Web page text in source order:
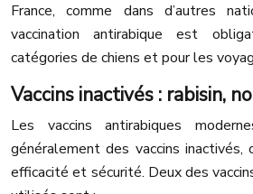
France, comme dans d’autres
vaccination antirabique est
catégories de chiens et pour les
Vaccins inactivés : rabisin,
Les vaccins antirabiques
généralement des vaccins
efficacité et sécurité. Deux des